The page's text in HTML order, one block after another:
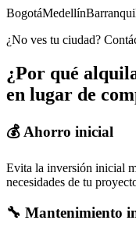
BogotáMedellín
¿No ves tu ciudad?
¿Por qué
en lugar de
💰 Ahorro inicial
Evita la inversión inicial
necesidades de tu
🔧 Mantenimiento